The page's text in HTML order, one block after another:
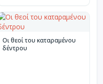
Οι θεοί του καταραμένου
δέντρου